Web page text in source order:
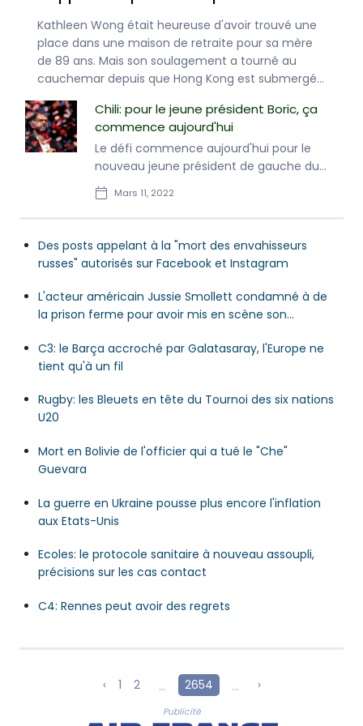
Kathleen
place
de
civils
L'étau se resserre sur Kiev vendredi, l'armée russe
cherchant à "bloquer" la capitale ukrainienne
transformée en "forteresse" par ses habitants,
alors que le président Volodymyr Zelensky a
combats.
Chili: pour le jeune président Boric, ça
commence aujourd'hui
Le défi commence aujourd'hui pour le
nouveau jeune président de gauche du
Chili, Gabriel Boric, 36 ans, qui prend
vendredi les rênes du pays et doit
porté au pouvoir.
Mars 11, 2022
Des posts appelant à la "mort des envahisseurs
russes" autorisés sur Facebook et Instagram
L'acteur américain Jussie Smollett condamné à de
la prison ferme pour avoir mis en scène son
C3: le Barça accroché par Galatasaray, l'Europe ne
tient qu'à un fil
Rugby: les Bleuets en tête du Tournoi des six nations
U20
Mort en Bolivie de l'officier qui a tué le "Che"
Guevara
La guerre en Ukraine pousse plus encore l'inflation
aux Etats-Unis
Ecoles: le protocole sanitaire à nouveau assoupli,
précisions sur les cas contact
C4: Rennes peut avoir des regrets
‹ 1 2 ... 2654 ... ›
Publicité